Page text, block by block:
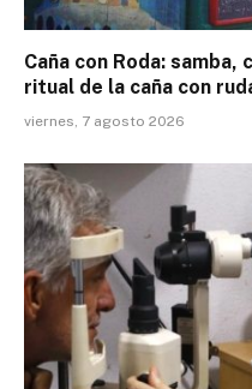
Caña con Roda:
ritual de la caña con
viernes, 7 agosto 2026